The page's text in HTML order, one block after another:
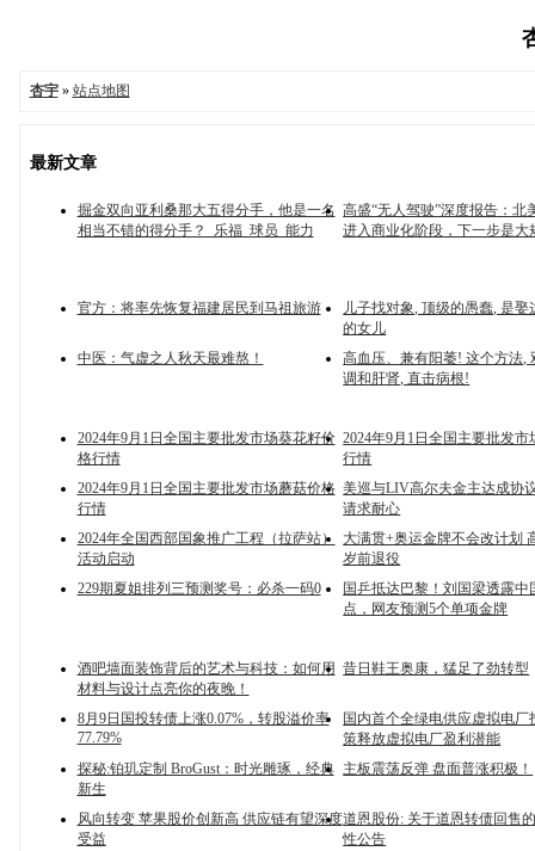
杏宇» 站点地图
最新文章
掘金双向亚利桑那大五得分手，他是一名
相当不错的得分手？_乐福_球员_能力
高盛“无人驾驶”深度报告：北
进入商业化阶段，下一步是大
官方：将率先恢复福建居民到马祖旅游
儿子找对象, 顶级的愚蠢, 是娶
的女儿
中医：气虚之人秋天最难熬！
高血压、兼有阳萎! 这个方法,
调和肝肾, 直击病根!
2024年9月1日全国主要批发市场葵花籽价
格行情
2024年9月1日全国主要批发市
行情
2024年9月1日全国主要批发市场蘑菇价格
行情
美巡与LIV高尔夫金主达成协
请求耐心
2024年全国西部国象推广工程（拉萨站）
活动启动
大满贯+奥运金牌不会改计划
岁前退役
229期夏姐排列三预测奖号：必杀一码0
国乒抵达巴黎！刘国梁透露中
点，网友预测5个单项金牌
酒吧墙面装饰背后的艺术与科技：如何用
材料与设计点亮你的夜晚！
昔日鞋王奥康，猛足了劲转型
8月9日国投转债上涨0.07%，转股溢价率
77.79%
国内首个全绿电供应虚拟电厂
策释放虚拟电厂盈利潜能
探秘:铂玑定制 BroGust：时光雕琢，经典
新生
主板震荡反弹 盘面普涨积极！
风向转变 苹果股价创新高 供应链有望深度
受益
道恩股份: 关于道恩转债回售
性公告